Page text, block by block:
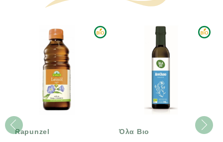
Rapunzel Όλα Βιο